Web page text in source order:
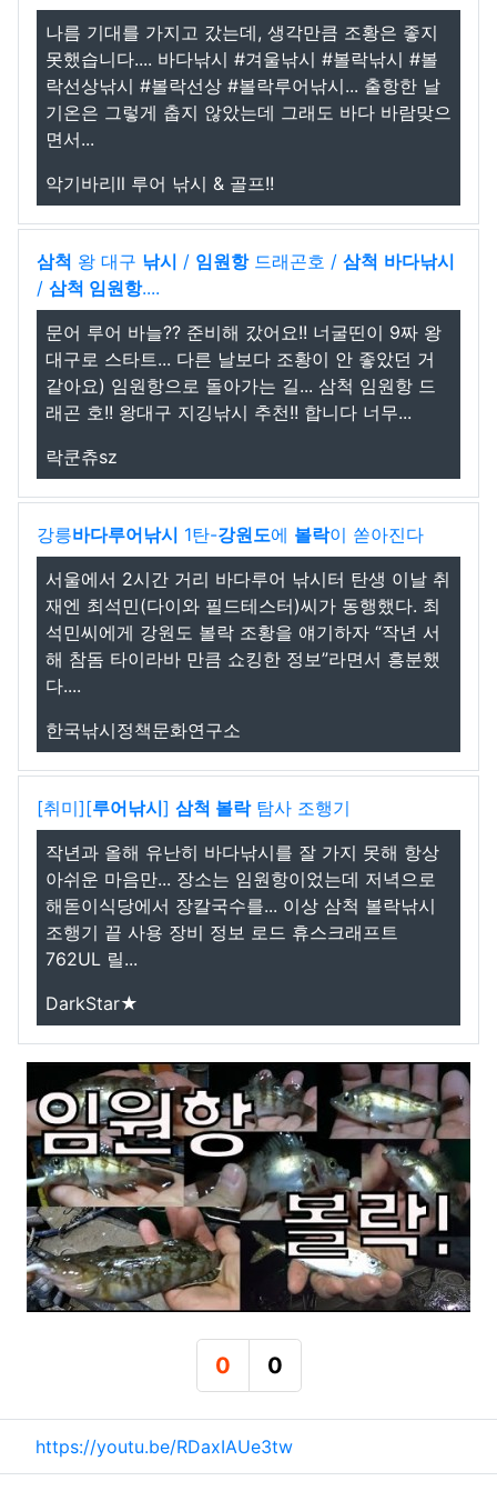
나름 기대를 가지고 갔는데, 생각만큼 조황은 좋지
못했습니다.... 바다낚시 #겨울낚시 #볼락낚시 #볼
락선상낚시 #볼락선상 #볼락루어낚시... 출항한 날
기온은 그렇게 춥지 않았는데 그래도 바다 바람맞으
면서...
악기바리ll 루어 낚시 & 골프!!
삼척 왕 대구 낚시 / 임원항드래곤호 / 삼척 바다낚시
/ 삼척 임원항....
문어 루어 바늘?? 준비해 갔어요!! 너굴띤이 9짜 왕
대구로 스타트... 다른 날보다 조황이 안 좋았던 거
같아요) 임원항으로 돌아가는 길... 삼척 임원항 드
래곤 호!! 왕대구 지깅낚시 추천!! 합니다 너무...
락쿤츄sz
강릉바다루어낚시 1탄-강원도에 볼락이 쏟아진다
서울에서 2시간 거리 바다루어 낚시터 탄생 이날 취
재엔 최석민(다이와 필드테스터)씨가 동행했다. 최
석민씨에게 강원도 볼락 조황을 얘기하자 “작년 서
해 참돔 타이라바 만큼 쇼킹한 정보”라면서 흥분했
다....
한국낚시정책문화연구소
[취미][루어낚시] 삼척 볼락탐사 조행기
작년과 올해 유난히 바다낚시를 잘 가지 못해 항상
아쉬운 마음만... 장소는 임원항이었는데 저녁으로
해돋이식당에서 장칼국수를... 이상 삼척 볼락낚시
조행기 끝 사용 장비 정보 로드 휴스크래프트
762UL 릴...
DarkStar★
0
추천
0
비추천
관련자료
https://youtu.be/RDaxIAUe3tw